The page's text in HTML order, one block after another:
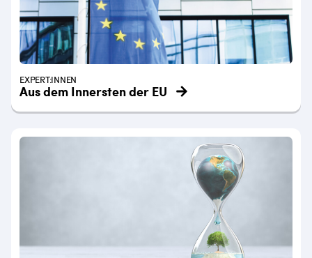
EXPERT:INNEN
Aus dem Innersten der EU